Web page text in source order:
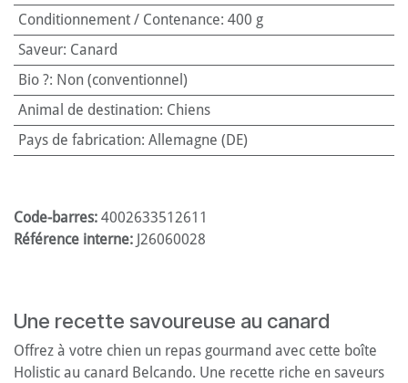
Conditionnement / Contenance: 400 g
Saveur: Canard
Bio ?: Non (conventionnel)
Animal de destination: Chiens
Pays de fabrication: Allemagne (DE)
Code-barres: 4002633512611
Référence interne: J26060028
Une recette savoureuse au canard
Offrez à votre chien un repas gourmand avec cette boîte
Holistic au canard Belcando. Une recette riche en saveurs